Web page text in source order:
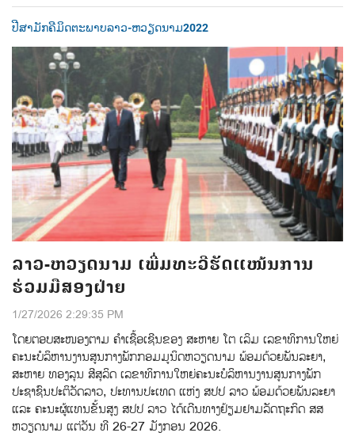
ປີສາມັກຄີມິດຕະພາບລາວ-ຫວຽດນາມ2022
ລາວ-ຫວຽດນາມ ເພີ່ມທະວີຮັດແໜ້ນການ
ຮ່ວມມືສອງຝ່າຍ
1/27/2026 2:29:35 PM
ໂດຍຕອບສະໜອງຕາມ ຄໍາເຊື້ອເຊີນຂອງ ສະຫາຍ ໂຕ ເລິມ ເລຂາທິການໃຫຍ່
ຄະນະບໍລິຫານງານສູນກາງພັກກອມມູນິດຫວຽດນາມ ພ້ອມດ້ວຍພັນລະຍາ,
ສະຫາຍ ທອງລຸນ ສີສຸລິດ ເລຂາທິການໃຫຍ່ຄະນະບໍລິຫານງານສູນກາງພັກ
ປະຊາຊົນປະຕິວັດລາວ, ປະທານປະເທດ ແຫ່ງ ສປປ ລາວ ພ້ອມດ້ວຍພັນລະຍາ
ແລະ ຄະນະຜູ້ແທນຂັ້ນສູງ ສປປ ລາວ ໄດ້ເດີນທາງຢ້ຽມຢາມລັດຖະກິດ ສສ
ຫວຽດນາມ ແຕ່ວັນ ທີ 26-27 ມັງກອນ 2026.